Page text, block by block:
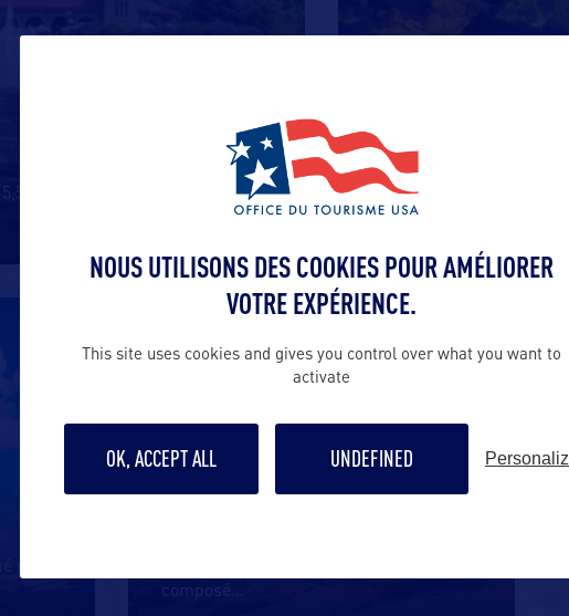
situé à l’Ouest de la ville
MERAMEC CAVERNS
Situées à l’Est du
unique
pour
SITE NATUREL
ELEPHANT ROCKS STATE PARK
composé
NOUS UTILISONS DES COOKIES POUR AMÉLIORER
VOTRE EXPÉRIENCE.
This site uses cookies and gives you control over what you want to
activate
OK, ACCEPT ALL UNDEFINED